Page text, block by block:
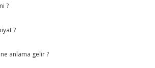
?
?
anlama gelir ?